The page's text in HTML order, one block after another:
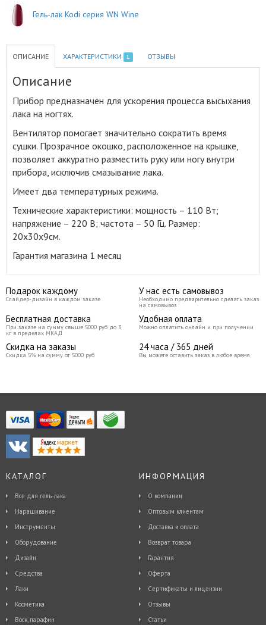
Гель-лак Kodi серия WN Wine
ОПИСАНИЕ ХАРАКТЕРИСТИКИ 1 ОТЗЫВЫ
Описание
Прибор предназначен для ускорения процесса высыхания
лака на ногтях.
Вентилятор помогает значительно сократить время
сушки. Прозрачное окошко, расположенное на крышке,
позволяет аккуратно разместить руку или ногу внутри
прибора, исключив смазывание лака.
Имеет два температурных режима.
Технические характеристики: мощность – 110 Вт;
напряжение – 220 В; частота – 50 Гц. Размер:
20х30х9см.
Гарантия магазина 1 месяц
Подарок каждому
Слайдер-дизайн в каждом заказе
У нас есть самовывоз
Необходимо предварительно сделать заказ
на самовывоз
Бесплатная доставка
При заказе на сумму свыше 5000 руб до 3
кг в пределах МКАД
Удобная оплата
Можно оплатить онлайн и при получении
Скидка на заказы
Скидка 5% на сумму от 5000 руб
24 часа / 365 дней
Вы можете оставить заказ в любое время
КАТАЛОГ
Все для гель-лака
Наращивание
Инструменты
Оборудование
Дизайн
Средства
Лаки
Косметика
Воск, парафин
ИНФОРМАЦИЯ
О компании
Оптовым клиентам
Доставка и оплата
Возврат товара
Гарантия
Оферта
Сертификаты и лицензии
Отзывы
Статьи